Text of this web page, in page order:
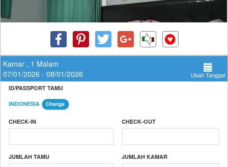
Kamar , 1 Malam
07/01/2026 - 08/01/2026
Ubah Tanggal
ID/PASSPORT TAMU
INDONESIA
CHECK-IN CHECK-OUT
JUMLAH TAMU JUMLAH KAMAR